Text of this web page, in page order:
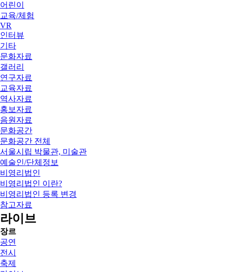
어린이
교육/체험
VR
인터뷰
기타
문화자료
갤러리
연구자료
교육자료
역사자료
홍보자료
음원자료
문화공간
문화공간 전체
서울시립 박물관, 미술관
예술인/단체정보
비영리법인
비영리법인 이란?
비영리법인 등록 변경
참고자료
라이브
장르
공연
전시
축제